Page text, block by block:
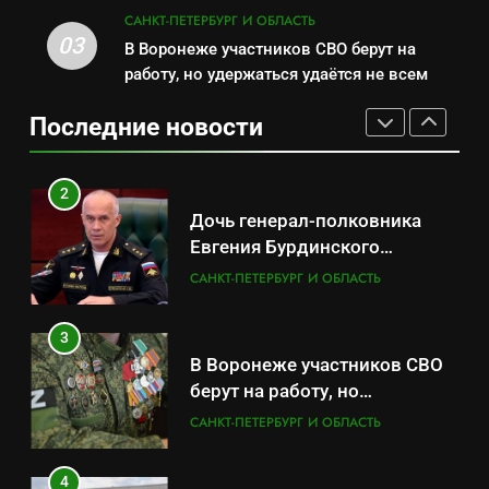
Евгения Бурдинского
оказывает платные услуги по
вопросам военной службы и
бронирования
3
удержаться удаётся не всем
САНКТ-ПЕТЕРБУРГ И ОБЛАСТЬ
4
санатории Владивостока
САНКТ-ПЕТЕРБУРГ И ОБЛАСТЬ
5
бронирования
03
САНКТ-ПЕТЕРБУРГ И ОБЛАСТЬ
В Воронеже участников СВО берут на
работу, но удержаться удаётся не всем
Последние новости
1
Минпромторг потребовал
данные о складах с военной
продукцией: предприятия
обратились в СК
САНКТ-ПЕТЕРБУРГ И ОБЛАСТЬ
2
Дочь генерал-полковника
Евгения Бурдинского
оказывает платные услуги по
САНКТ-ПЕТЕРБУРГ И ОБЛАСТЬ
3
В Воронеже участников СВО
берут на работу, но
удержаться удаётся не всем
САНКТ-ПЕТЕРБУРГ И ОБЛАСТЬ
4